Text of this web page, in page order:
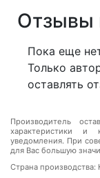
Отзывы
Пока еще
Только
оставлять
Производитель
характеристики и
уведомления. При
для Вас большую
Страна производства: